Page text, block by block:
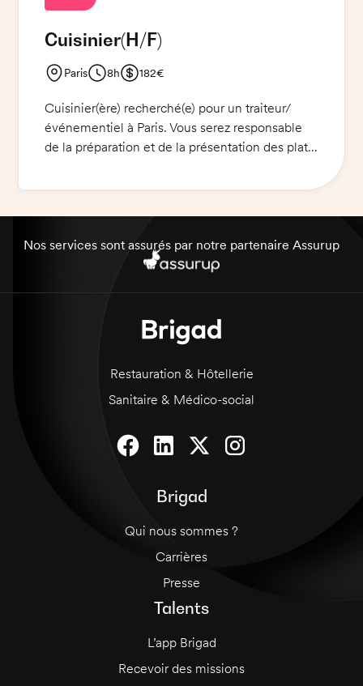
Cuisinier(H/F)
Paris 8h 182€
Cuisinier(ère) recherché(e) pour un traiteur/
événementiel à Paris. Vous serez responsable
de la préparation et de la présentation des plats
serez en charge de l'entretien de la cuisine.
Vous devrez porter un pantalon noir, une veste
de cuisine noire et des chaussures de sécurité.
Nos services sont assurés par notre partenaire Assurup
Restauration & Hôtellerie
Sanitaire & Médico-social
Brigad
Qui nous sommes ?
Carrières
Presse
Talents
L’app Brigad
Recevoir des missions